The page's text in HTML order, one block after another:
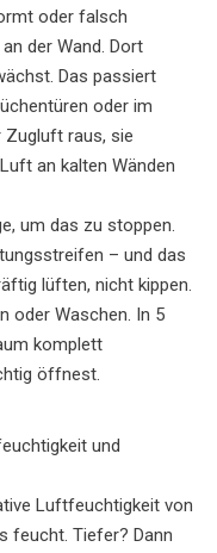
oder falsch
der Wand. Dort
Das passiert
oder im
Zugluft raus, sie
an kalten Wänden
um das zu stoppen.
– und das
lüften, nicht kippen.
oder Waschen. In 5
komplett
öffnest.
und
Luftfeuchtigkeit von
feucht. Tiefer? Dann